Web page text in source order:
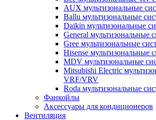
AUX мультизональные
Ballu мультизональные
Daikin мультизональные
General мультизональные
Gree мультизональные
Hisense мультизональные
MDV мультизональные
Mitsubishi Electric
VRF/VRV
Roda мультизональные
Фанкойлы
Аксессуары для кондиционеров
Вентиляция